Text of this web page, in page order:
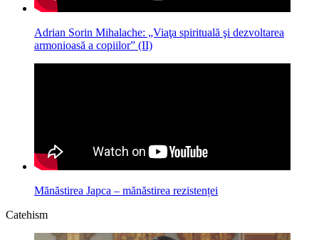
Adrian Sorin Mihalache: „Viaţa spirituală şi dezvoltarea
armonioasă a copiilor” (II)
Mănăstirea Japca – mănăstirea rezistenței
Catehism